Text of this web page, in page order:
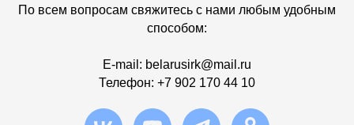
По всем вопросам свяжитесь с нами любым удобным
способом:
E-mail: belarusirk@mail.ru
Телефон: +7 902 170 44 10